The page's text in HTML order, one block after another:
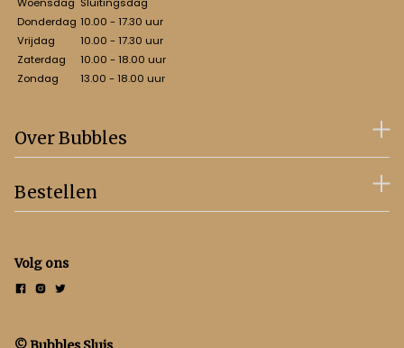
Donderdag 10.00 - 17.30 uur
Vrijdag
10.00 - 17.30 uur
Zaterdag
10.00 - 18.00 uur
Zondag
13.00 - 18.00 uur
Over Bubbles
Bestellen
Volg ons